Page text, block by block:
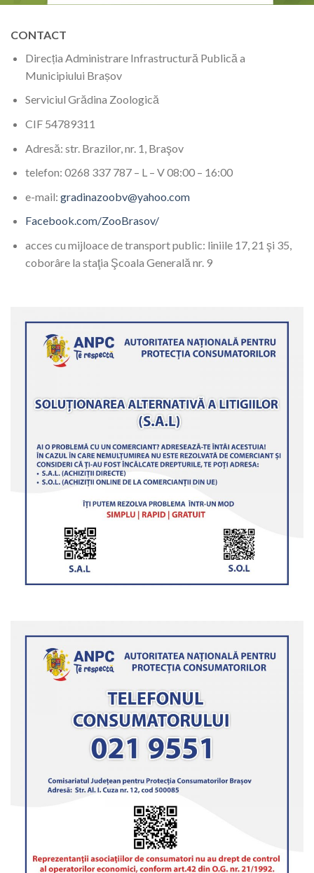
CONTACT
Direcția Administrare Infrastructură Publică a
Municipiului Brașov
Serviciul Grădina Zoologică
CIF 54789311
Adresă: str. Brazilor, nr. 1, Braşov
telefon: 0268 337 787 – L – V 08:00 – 16:00
e-mail: gradinazoobv@yahoo.com
Facebook.com/ZooBrasov/
acces cu mijloace de transport public: liniile 17, 21 şi 35,
coborâre la staţia Şcoala Generală nr. 9